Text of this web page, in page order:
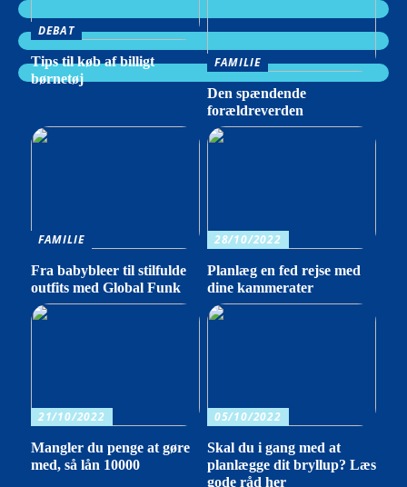
DEBAT
Tips til køb af billigt
børnetøj
FAMILIE
Den spændende
forældreverden
FAMILIE
Fra babybleer til stilfulde
outfits med Global Funk
28/10/2022
Planlæg en fed rejse med
dine kammerater
21/10/2022
Mangler du penge at gøre
med, så lån 10000
05/10/2022
Skal du i gang med at
planlægge dit bryllup? Læs
gode råd her